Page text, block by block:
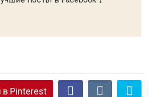
в Pinterest